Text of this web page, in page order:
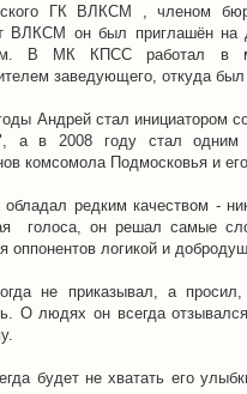
ГК ВЛКСМ , членом
ВЛКСМ он был приглашён на
В МК КПСС работал в
заведующего, откуда
Андрей стал инициатором
а в 2008 году стал одним
комсомола Подмосковья и
редким качеством -
голоса, он решал самые
оппонентов логикой и
не приказывал, а
О людях он всегда
будет не хватать его